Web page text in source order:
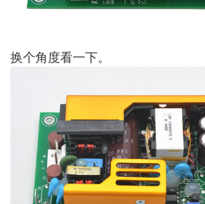
换个角度看一下。